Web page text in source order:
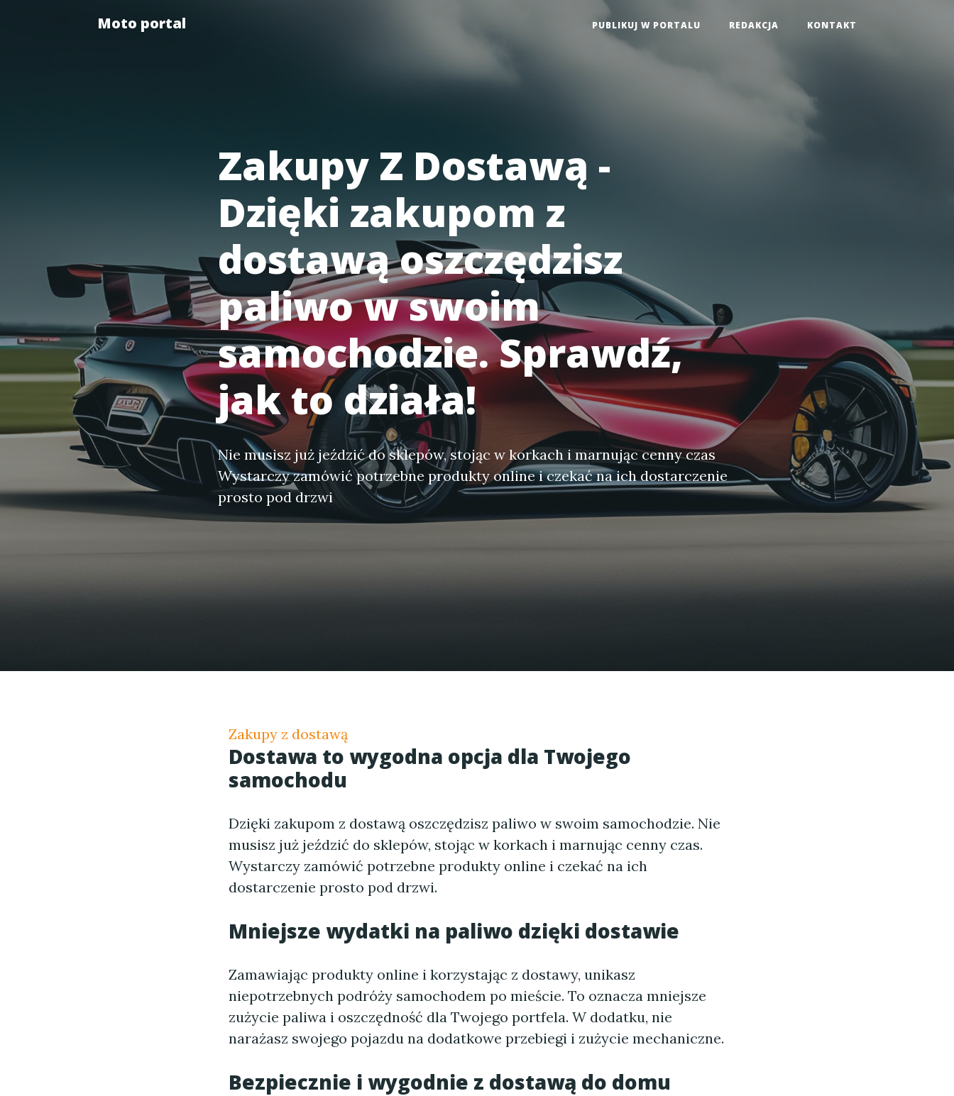
Moto portal PUBLIKUJ W PORTALU REDAKCJA KONTAKT
Zakupy Z Dostawą -
Dzięki zakupom z
dostawą oszczędzisz
paliwo w swoim
samochodzie. Sprawdź,
jak to działa!
Nie musisz już jeździć do sklepów, stojąc w korkach i marnując cenny czas
Wystarczy zamówić potrzebne produkty online i czekać na ich dostarczenie
prosto pod drzwi
Zakupy z dostawą
Dostawa to wygodna opcja dla Twojego
samochodu
Dzięki zakupom z dostawą oszczędzisz paliwo w swoim samochodzie. Nie
musisz już jeździć do sklepów, stojąc w korkach i marnując cenny czas.
Wystarczy zamówić potrzebne produkty online i czekać na ich
dostarczenie prosto pod drzwi.
Mniejsze wydatki na paliwo dzięki dostawie
Zamawiając produkty online i korzystając z dostawy, unikasz
niepotrzebnych podróży samochodem po mieście. To oznacza mniejsze
zużycie paliwa i oszczędność dla Twojego portfela. W dodatku, nie
narażasz swojego pojazdu na dodatkowe przebiegi i zużycie mechaniczne.
Bezpiecznie i wygodnie z dostawą do domu